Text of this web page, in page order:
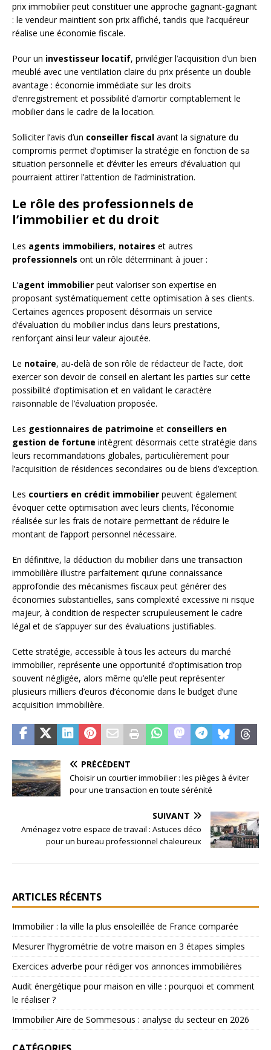
prix immobilier peut constituer une approche gagnant-gagnant
: le vendeur maintient son prix affiché, tandis que l’acquéreur
réalise une économie fiscale.
Pour un investisseur locatif, privilégier l’acquisition d’un bien
meublé avec une ventilation claire du prix présente un double
avantage : économie immédiate sur les droits
d’enregistrement et possibilité d’amortir comptablement le
mobilier dans le cadre de la location.
Solliciter l’avis d’un conseiller fiscal avant la signature du
compromis permet d’optimiser la stratégie en fonction de sa
situation personnelle et d’éviter les erreurs d’évaluation qui
pourraient attirer l’attention de l’administration.
Le rôle des professionnels de
l’immobilier et du droit
Les agents immobiliers, notaires et autres
professionnels ont un rôle déterminant à jouer :
L’agent immobilier peut valoriser son expertise en
proposant systématiquement cette optimisation à ses clients.
Certaines agences proposent désormais un service
d’évaluation du mobilier inclus dans leurs prestations,
renforçant ainsi leur valeur ajoutée.
Le notaire, au-delà de son rôle de rédacteur de l’acte, doit
exercer son devoir de conseil en alertant les parties sur cette
possibilité d’optimisation et en validant le caractère
raisonnable de l’évaluation proposée.
Les gestionnaires de patrimoine et conseillers en
gestion de fortune intègrent désormais cette stratégie dans
leurs recommandations globales, particulièrement pour
l’acquisition de résidences secondaires ou de biens d’exception.
Les courtiers en crédit immobilier peuvent également
évoquer cette optimisation avec leurs clients, l’économie
réalisée sur les frais de notaire permettant de réduire le
montant de l’apport personnel nécessaire.
En définitive, la déduction du mobilier dans une transaction
immobilière illustre parfaitement qu’une connaissance
approfondie des mécanismes fiscaux peut générer des
économies substantielles, sans complexité excessive ni risque
majeur, à condition de respecter scrupuleusement le cadre
légal et de s’appuyer sur des évaluations justifiables.
Cette stratégie, accessible à tous les acteurs du marché
immobilier, représente une opportunité d’optimisation trop
souvent négligée, alors même qu’elle peut représenter
plusieurs milliers d’euros d’économie dans le budget d’une
acquisition immobilière.
PRÉCÉDENT
Choisir un courtier immobilier : les pièges à éviter
pour une transaction en toute sérénité
SUIVANT
Aménagez votre espace de travail : Astuces déco
pour un bureau professionnel chaleureux
ARTICLES RÉCENTS
Immobilier : la ville la plus ensoleillée de France comparée
Mesurer l’hygrométrie de votre maison en 3 étapes simples
Exercices adverbe pour rédiger vos annonces immobilières
Audit énergétique pour maison en ville : pourquoi et comment
le réaliser ?
Immobilier Aire de Sommesous : analyse du secteur en 2026